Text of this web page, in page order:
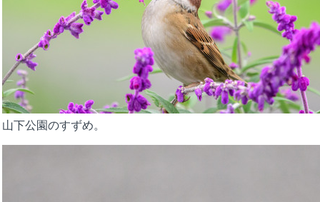
山下公園のすずめ。